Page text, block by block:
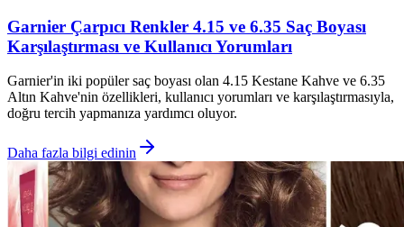
Garnier Çarpıcı Renkler 4.15 ve 6.35 Saç Boyası
Karşılaştırması ve Kullanıcı Yorumları
Garnier'in iki popüler saç boyası olan 4.15 Kestane Kahve ve 6.35
Altın Kahve'nin özellikleri, kullanıcı yorumları ve karşılaştırmasıyla,
doğru tercih yapmanıza yardımcı oluyor.
Daha fazla bilgi edinin